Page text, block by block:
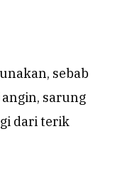
sebab
sarung
dari terik